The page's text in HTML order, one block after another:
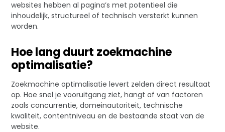
websites hebben al pagina’s met potentieel die
inhoudelijk, structureel of technisch versterkt kunnen
worden.
Hoe lang duurt zoekmachine
optimalisatie?
Zoekmachine optimalisatie levert zelden direct resultaat
op. Hoe snel je vooruitgang ziet, hangt af van factoren
zoals concurrentie, domeinautoriteit, technische
kwaliteit, contentniveau en de bestaande staat van de
website.